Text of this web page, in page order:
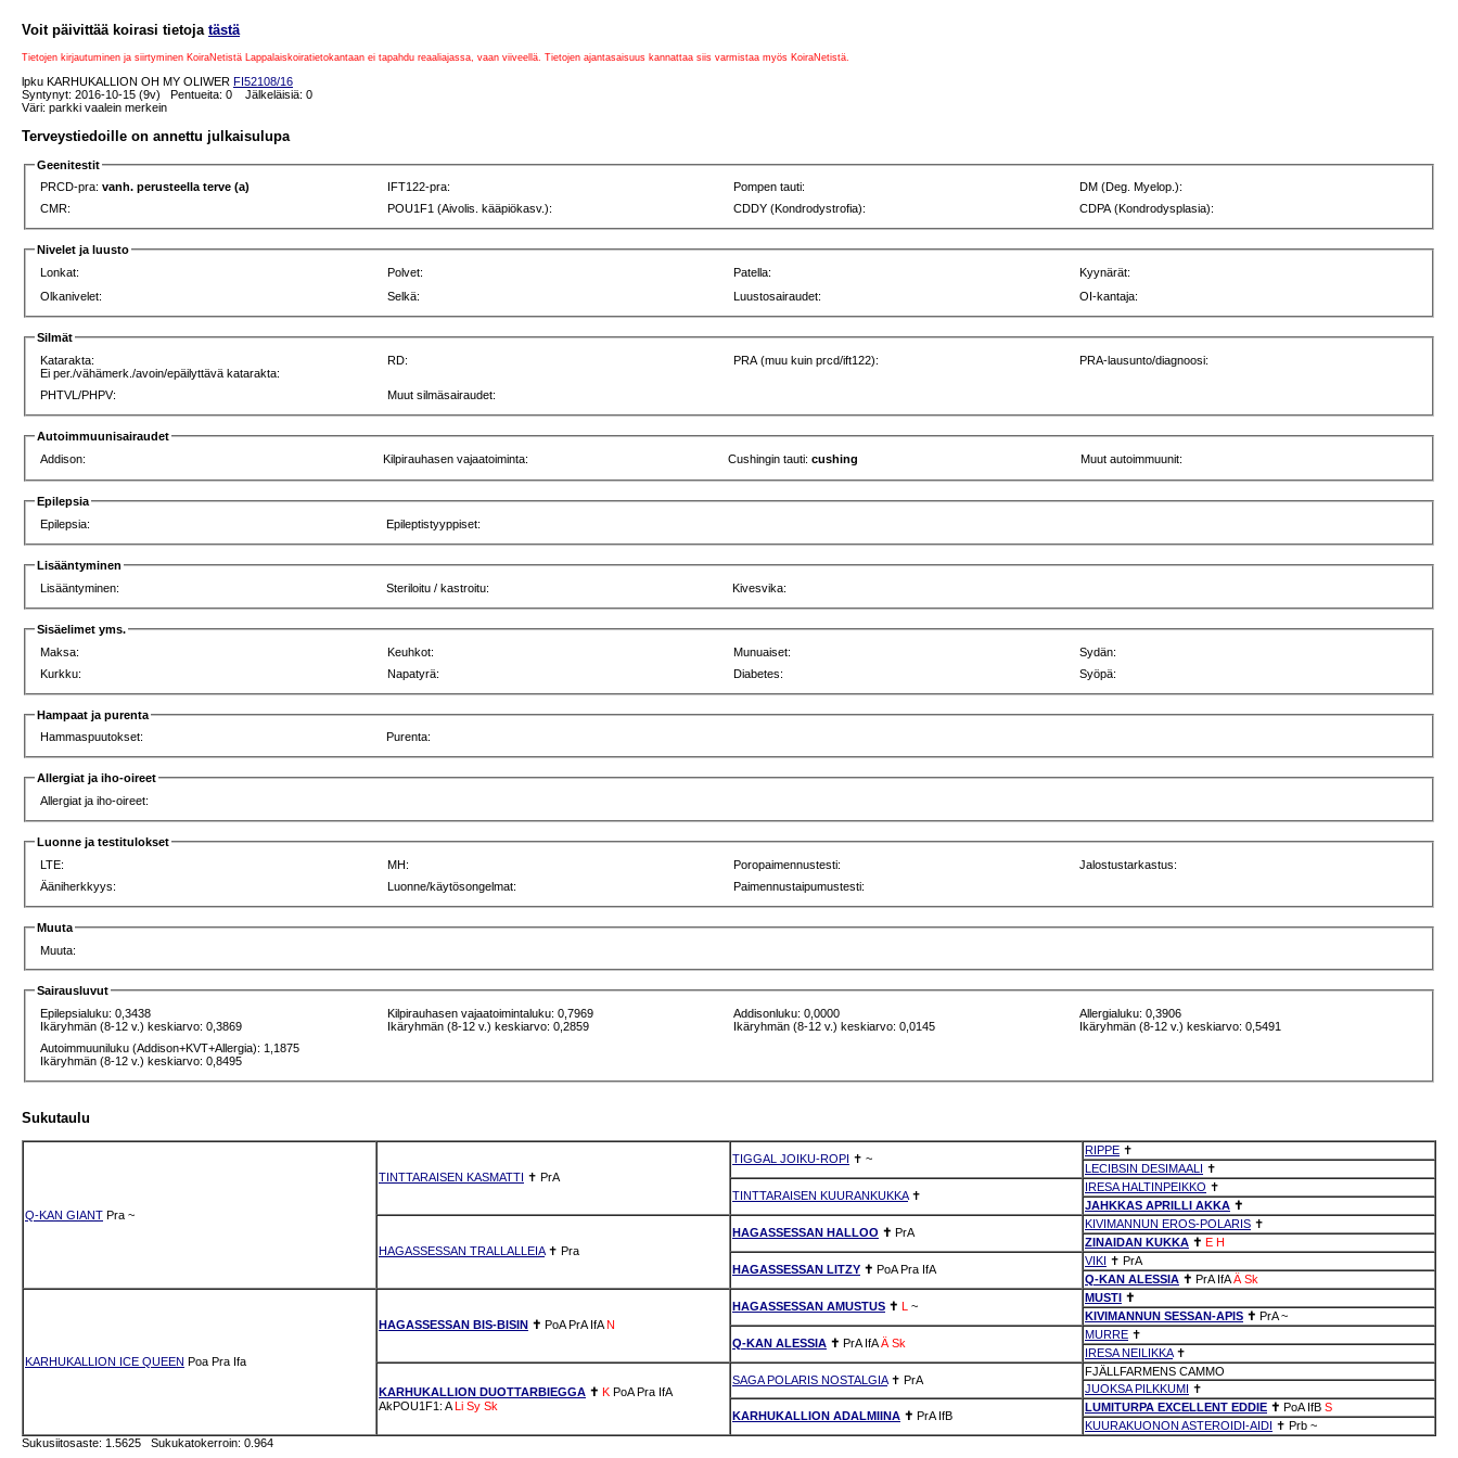
Voit päivittää koirasi tietoja tästä
Tietojen kirjautuminen ja siirtyminen KoiraNetistä Lappalaiskoiratietokantaan ei tapahdu reaaliajassa, vaan viiveellä. Tietojen ajantasaisuus kannattaa siis varmistaa myös KoiraNetistä.
lpku KARHUKALLION OH MY OLIWER FI52108/16
Syntynyt: 2016-10-15 (9v) Pentueita: 0 Jälkeläisiä: 0
Väri: parkki vaalein merkein
Terveystiedoille on annettu julkaisulupa
Geenitestit
PRCD-pra:vanh. perusteella terve (a) IFT122-pra: Pompen tauti:
DM (Deg. Myelop.):
CMR:
POU1F1 (Aivolis. kääpiökasv.): CDDY (Kondrodystrofia): CDPA (Kondrodysplasia):
Nivelet ja luusto
Lonkat:
Polvet: Patella:
Kyynärät:
Olkanivelet:
Selkä: Luustosairaudet: OI-kantaja:
Silmät
Katarakta:
Ei per./vähämerk./avoin/epäilyttävä katarakta:
RD: PRA (muu kuin prcd/ift122): PRA-lausunto/diagnoosi:
PHTVL/PHPV: Muut silmäsairaudet:
Autoimmuunisairaudet
Addison:
Kilpirauhasen vajaatoiminta: Cushingin tauti:cushing Muut autoimmuunit:
Epilepsia
Epilepsia:
Epileptistyyppiset:
Lisääntyminen
Lisääntyminen:
Steriloitu / kastroitu: Kivesvika:
Sisäelimet yms.
Maksa:
Keuhkot: Munuaiset:
Sydän:
Kurkku:
Napatyrä: Diabetes: Syöpä:
Hampaat ja purenta
Hammaspuutokset:
Purenta:
Allergiat ja iho-oireet
Allergiat ja iho-oireet:
Luonne ja testitulokset
LTE:
MH: Poropaimennustesti:
Jalostustarkastus:
Ääniherkkyys:
Luonne/käytösongelmat: Paimennustaipumustesti:
Muuta
Muuta:
Sairausluvut
Epilepsialuku: 0,3438
Ikäryhmän (8-12 v.) keskiarvo: 0,3869
Kilpirauhasen vajaatoimintaluku: 0,7969
Ikäryhmän (8-12 v.) keskiarvo: 0,2859
Addisonluku: 0,0000
Ikäryhmän (8-12 v.) keskiarvo: 0,0145
Allergialuku: 0,3906
Ikäryhmän (8-12 v.) keskiarvo: 0,5491
Autoimmuuniluku (Addison+KVT+Allergia): 1,1875
Ikäryhmän (8-12 v.) keskiarvo: 0,8495
Sukutaulu
Q-KAN GIANT Pra ~
TINTTARAISEN KASMATTI ✝ PrA
TIGGAL JOIKU-ROPI ✝ ~
RIPPE ✝
LECIBSIN DESIMAALI ✝
TINTTARAISEN KUURANKUKKA✝
IRESA HALTINPEIKKO ✝
JAHKKAS APRILLI AKKA ✝
HAGASSESSAN TRALLALLEIA✝ Pra
HAGASSESSAN HALLOO ✝ PrA
KIVIMANNUN EROS-POLARIS ✝
ZINAIDAN KUKKA ✝ E H
HAGASSESSAN LITZY ✝ PoA Pra IfA
VIKI ✝ PrA
Q-KAN ALESSIA ✝ PrA IfA Ä Sk
KARHUKALLION ICE QUEEN Poa Pra Ifa
HAGASSESSAN BIS-BISIN ✝ PoA PrA IfA N
HAGASSESSAN AMUSTUS ✝ L ~
MUSTI ✝
KIVIMANNUN SESSAN-APIS ✝ PrA ~
Q-KAN ALESSIA ✝ PrA IfA Ä Sk
MURRE ✝
IRESA NEILIKKA✝
KARHUKALLION DUOTTARBIEGGA ✝ K PoA Pra IfA
AkPOU1F1: A Li Sy Sk
SAGA POLARIS NOSTALGIA✝ PrA
FJÄLLFARMENS CAMMO
JUOKSA PILKKUMI ✝
KARHUKALLION ADALMIINA ✝ PrA IfB
LUMITURPA EXCELLENT EDDIE ✝ PoA IfB S
KUURAKUONON ASTEROIDI-AIDI ✝ Prb ~
Sukusiitosaste: 1.5625 Sukukatokerroin: 0.964